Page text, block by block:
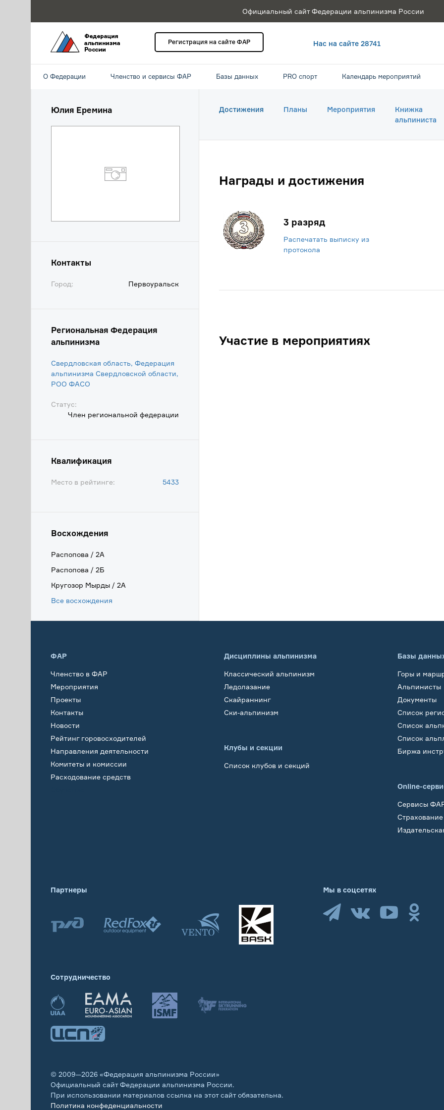
Официальный сайт Федерации альпинизма России
Регистрация на сайте ФАР Нас на сайте 28741
О Федерации Членство и сервисы ФАР Базы данных PRO спорт Календарь мероприятий
Юлия Еремина
Контакты
Город: Первоуральск
Региональная Федерация
альпинизма
Свердловская область, Федерация
альпинизма Свердловской области,
POO ФАСО
Статус:
Член региональной федерации
Квалификация
Место в рейтинге: 5433
Восхождения
Распопова / 2А
Распопова / 2Б
Кругозор Мырды / 2А
Все восхождения
Достижения Планы Мероприятия
Книжка
альпиниста
Награды и достижения
3 разряд
Распечатать выписку из
протокола
Участие в мероприятиях
ФАР
Членство в ФАР
Мероприятия
Проекты
Контакты
Новости
Рейтинг горовосходителей
Направления деятельности
Комитеты и комиссии
Расходование средств
Дисциплины альпинизма
Классический альпинизм
Ледолазание
Скайраннинг
Ски-альпинизм
Клубы и секции
Список клубов и секций
Базы
Горы и
Альпинисты
Документы
Список
Список
Список
Биржа
Online-
Сервисы
Страхование
Партнеры
Сотрудничество
© 2009—2026 «Федерация альпинизма России»
Официальный сайт Федерации альпинизма России.
При использовании материалов ссылка на этот сайт обязательна.
Политика конфеденциальности
Мы в соцсетях